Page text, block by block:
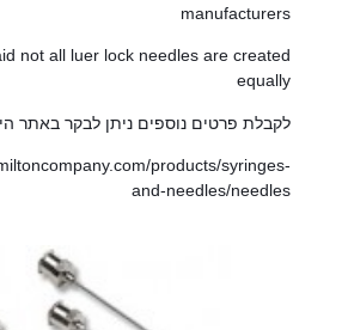
manufacturers
not all luer lock needles are created
equally
לקבלת פרטים נוספים ניתן לבקר באתר
products/syringes-
and-needles/needles